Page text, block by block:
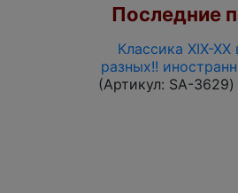
Последние
Классика XIX-
разных!!
(Артикул: SA-3629)